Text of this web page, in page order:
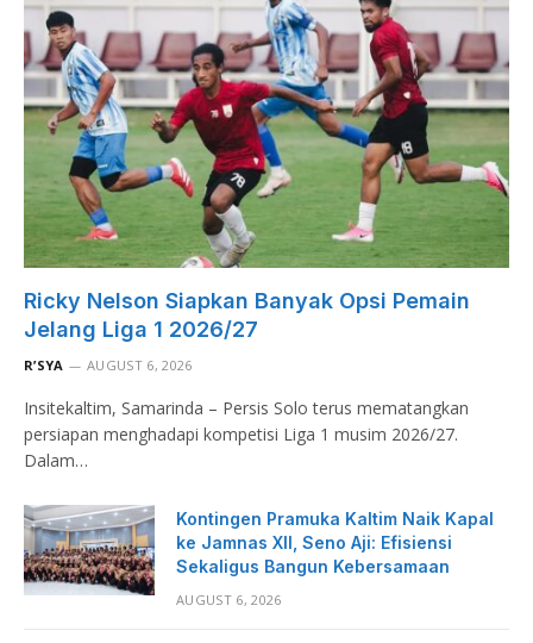
Ricky Nelson Siapkan Banyak Opsi Pemain
Jelang Liga 1 2026/27
R’SYA AUGUST 6, 2026
Insitekaltim, Samarinda – Persis Solo terus mematangkan
persiapan menghadapi kompetisi Liga 1 musim 2026/27.
Dalam…
Kontingen Pramuka Kaltim Naik Kapal
ke Jamnas XII, Seno Aji: Efisiensi
Sekaligus Bangun Kebersamaan
AUGUST 6, 2026